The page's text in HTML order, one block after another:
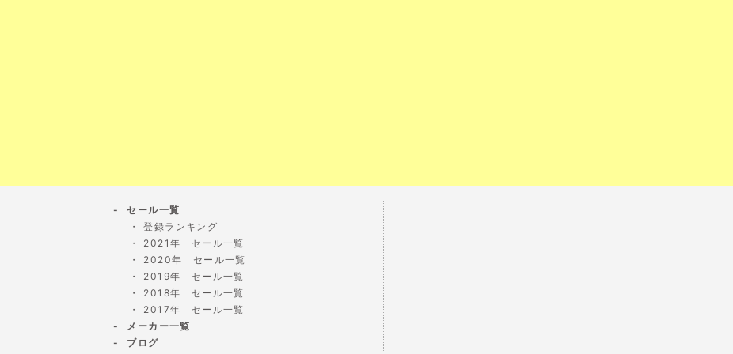
セール一覧
登録ランキング
2021年 セール一覧
2020年 セール一覧
2019年 セール一覧
2018年 セール一覧
2017年 セール一覧
メーカー一覧
ブログ